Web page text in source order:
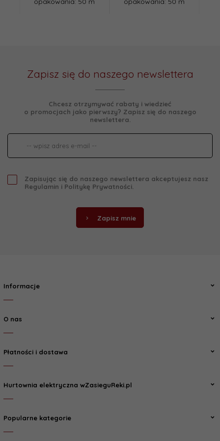
Zapisz się do naszego newslettera
Chcesz otrzymywać rabaty i wiedzieć
o promocjach jako pierwszy? Zapisz się do naszego
newslettera.
Zapisując się do naszego newslettera akceptujesz nasz
Regulamin i Politykę Prywatności.
Zapisz mnie
Informacje
O nas
Płatności i dostawa
Hurtownia elektryczna wZasieguReki.pl
Popularne kategorie